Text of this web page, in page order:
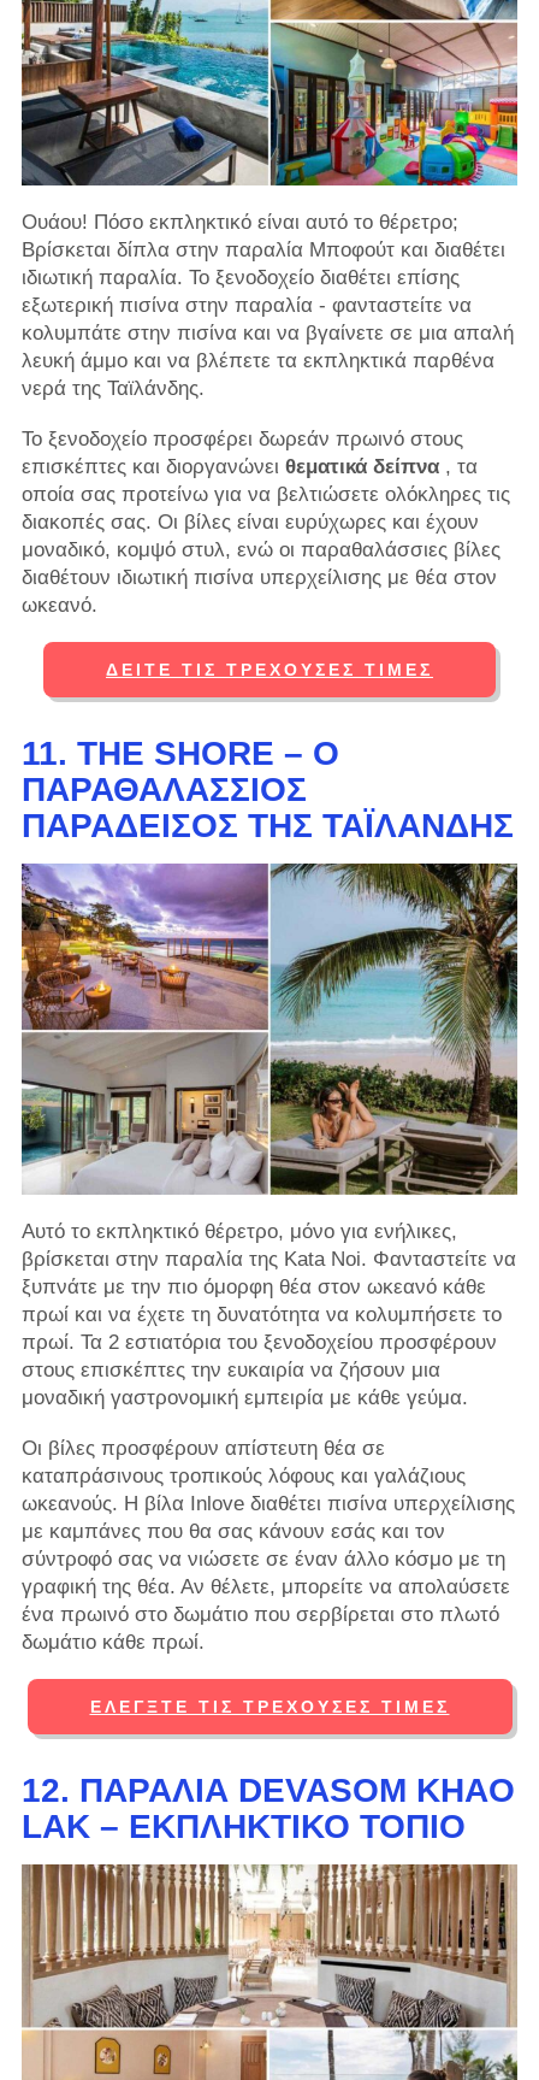
Ουάου! Πόσο εκπληκτικό είναι αυτό το θέρετρο;
Βρίσκεται δίπλα στην παραλία Μποφούτ και διαθέτει
ιδιωτική παραλία. Το ξενοδοχείο διαθέτει επίσης
εξωτερική πισίνα στην παραλία - φανταστείτε να
κολυμπάτε στην πισίνα και να βγαίνετε σε μια απαλή
λευκή άμμο και να βλέπετε τα εκπληκτικά παρθένα
νερά της Ταϊλάνδης.
Το ξενοδοχείο προσφέρει δωρεάν πρωινό στους
επισκέπτες και διοργανώνει θεματικά δείπνα, τα
οποία σας προτείνω για να βελτιώσετε ολόκληρες τις
διακοπές σας. Οι βίλες είναι ευρύχωρες και έχουν
μοναδικό, κομψό στυλ, ενώ οι παραθαλάσσιες βίλες
διαθέτουν ιδιωτική πισίνα υπερχείλισης με θέα στον
ωκεανό.
ΔΕΊΤΕ ΤΙΣ ΤΡΈΧΟΥΣΕΣ ΤΙΜΈΣ
11. THE SHORE – Ο
ΠΑΡΑΘΑΛΆΣΣΙΟΣ
ΠΑΡΆΔΕΙΣΟΣ ΤΗΣ ΤΑΪΛΆΝΔΗΣ
Αυτό το εκπληκτικό θέρετρο, μόνο για ενήλικες,
βρίσκεται στην παραλία της Kata Noi. Φανταστείτε να
ξυπνάτε με την πιο όμορφη θέα στον ωκεανό κάθε
πρωί και να έχετε τη δυνατότητα να κολυμπήσετε το
πρωί. Τα 2 εστιατόρια του ξενοδοχείου προσφέρουν
στους επισκέπτες την ευκαιρία να ζήσουν μια
μοναδική γαστρονομική εμπειρία με κάθε γεύμα.
Οι βίλες προσφέρουν απίστευτη θέα σε
καταπράσινους τροπικούς λόφους και γαλάζιους
ωκεανούς. Η βίλα Inlove διαθέτει πισίνα υπερχείλισης
με καμπάνες που θα σας κάνουν εσάς και τον
σύντροφό σας να νιώσετε σε έναν άλλο κόσμο με τη
γραφική της θέα. Αν θέλετε, μπορείτε να απολαύσετε
ένα πρωινό στο δωμάτιο που σερβίρεται στο πλωτό
δωμάτιο κάθε πρωί.
ΕΛΈΓΞΤΕ ΤΙΣ ΤΡΈΧΟΥΣΕΣ ΤΙΜΈΣ
12. ΠΑΡΑΛΊΑ DEVASOM KHAO
LAK – ΕΚΠΛΗΚΤΙΚΌ ΤΟΠΊΟ